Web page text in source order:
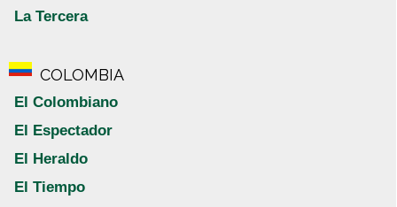
La Tercera
COLOMBIA
El Colombiano
El Espectador
El Heraldo
El Tiempo